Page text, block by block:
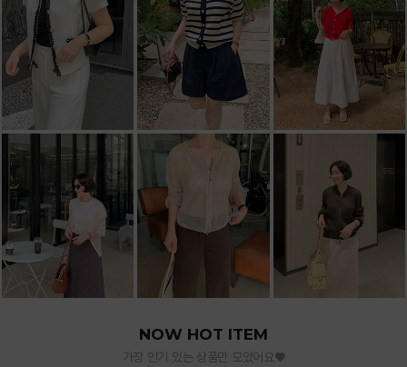
NOW HOT ITEM
가장 인기 있는 상품만 모았어요♥